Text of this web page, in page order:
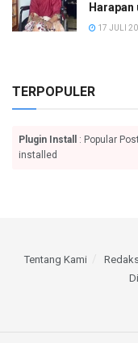
17 JULI
TERPOPULER
Plugin Install
: Popular
installed
Tentang Kami